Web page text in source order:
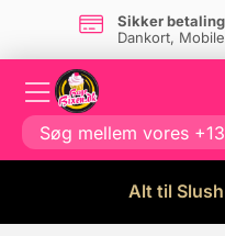
Sikker betaling
Dankort,
Alt til